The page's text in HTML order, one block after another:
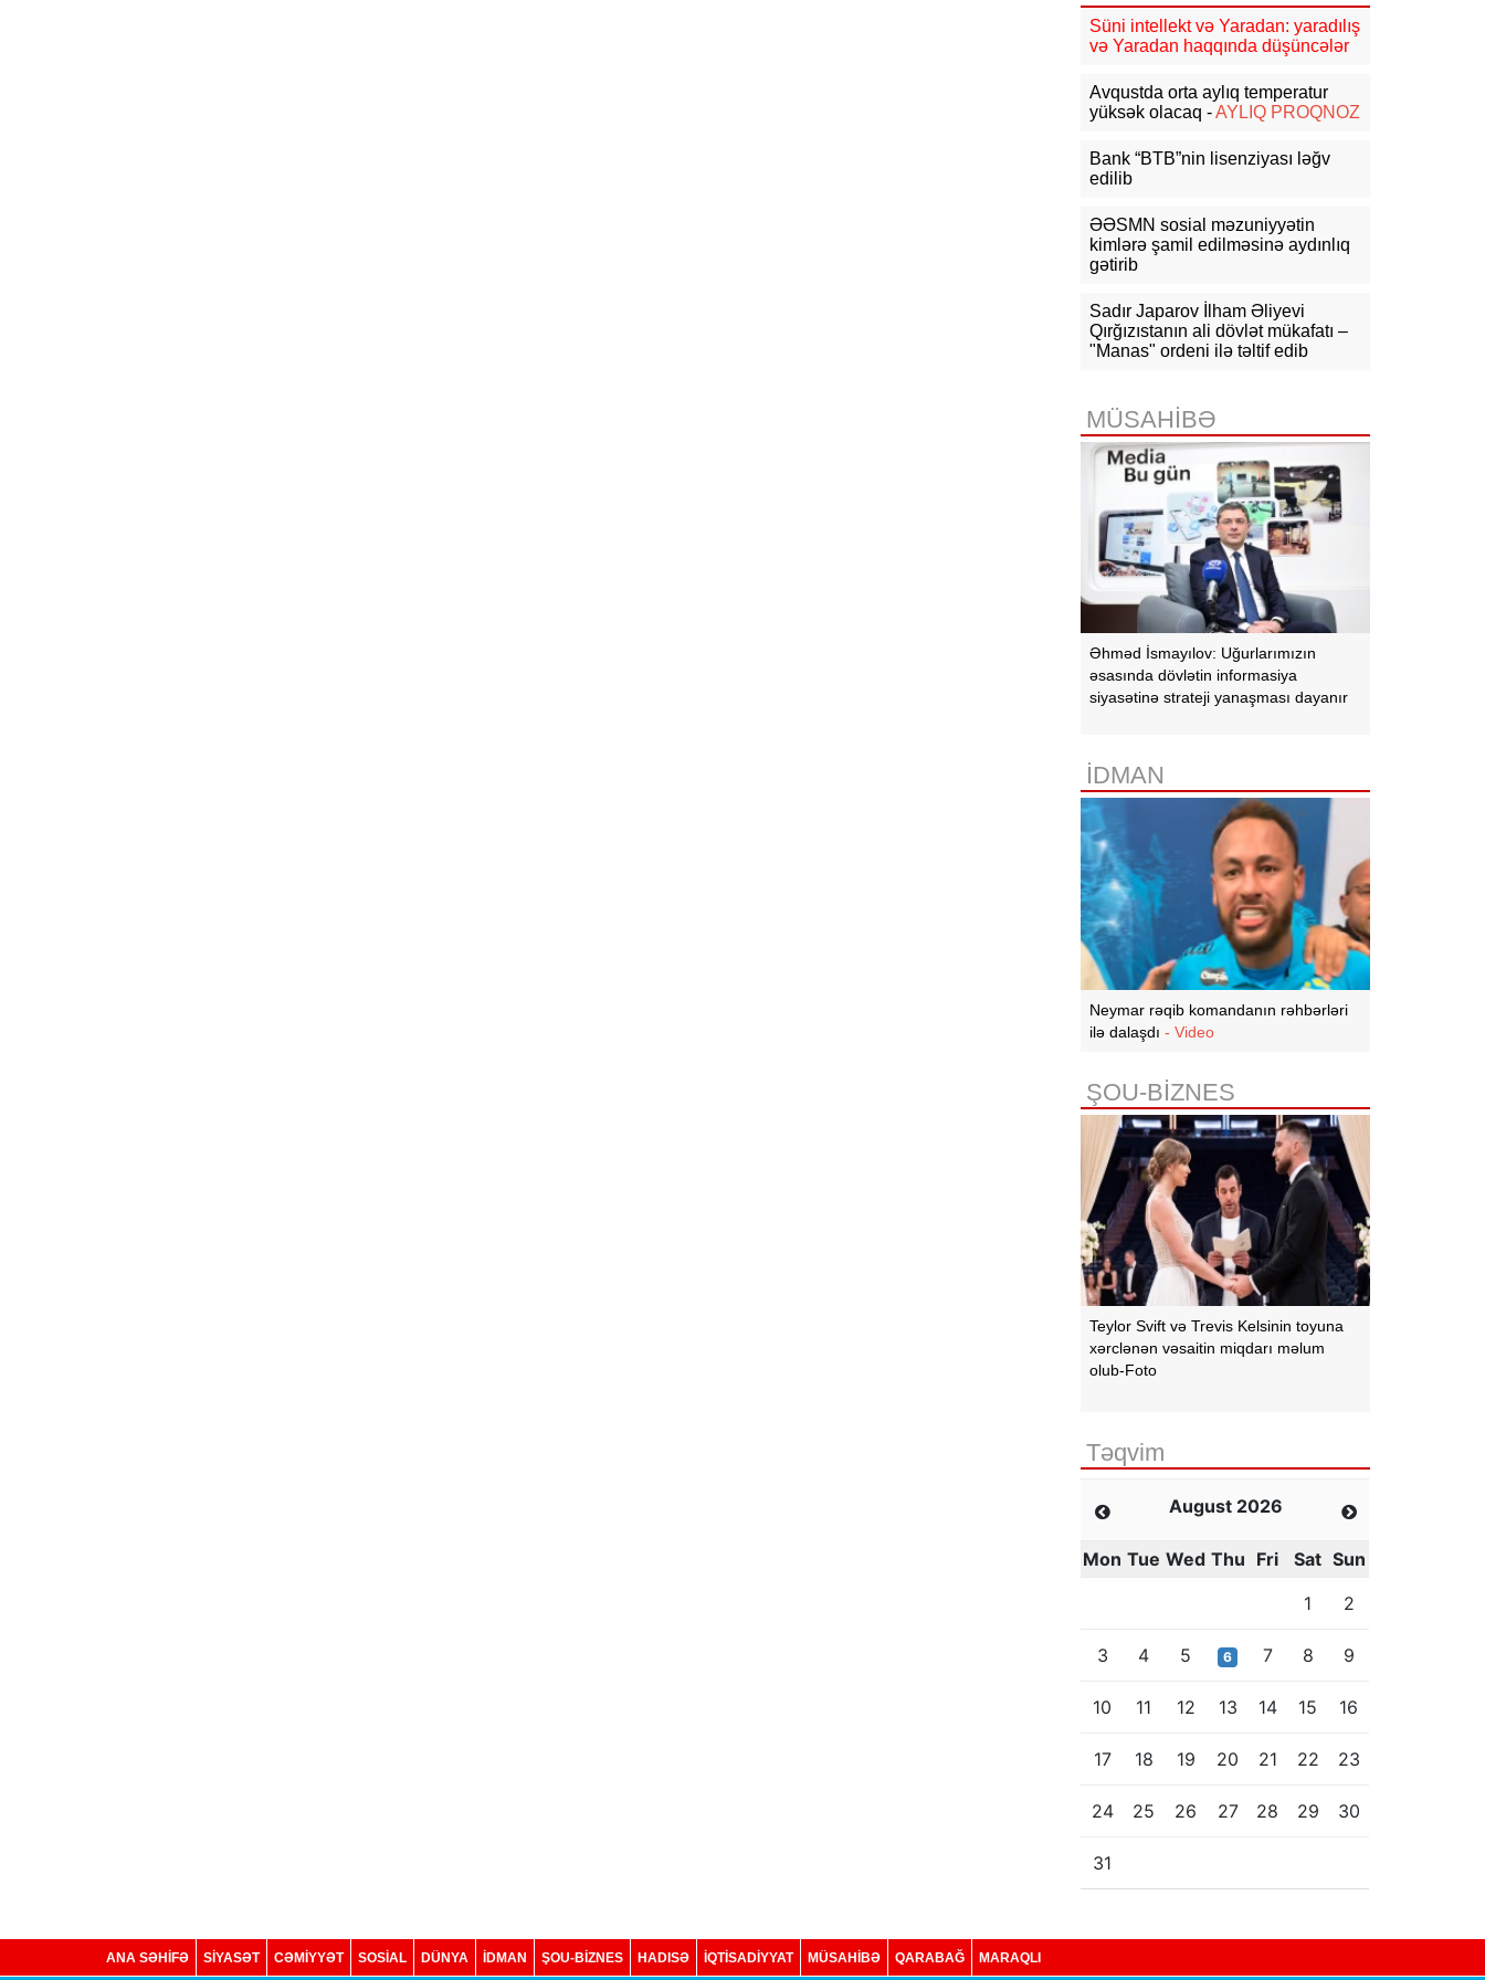
09:29 Politico: ABŞ və Ukrayna
arasında kəşfiyyat əməkdaşlığı
09:23 Tramp: İranla razılaşma əldə
09:12
keçirməyi planlaşdırırdılar
09:01 Ceyhun Bayramovun
05-08-2026
Süni intellekt və Yaradan: yaradılış
və Yaradan haqqında düşüncələr
Avqustda orta aylıq temperatur
yüksək olacaq -AYLIQ PROQNOZ
Bank “BTB”nin lisenziyası ləğv
edilib
ƏƏSMN sosial məzuniyyətin
kimlərə şamil edilməsinə aydınlıq
gətirib
Sadır Japarov İlham Əliyevi
Qırğızıstanın ali dövlət mükafatı –
"Manas" ordeni ilə təltif edib
MÜSAHİBƏ
Əhməd İsmayılov: Uğurlarımızın
əsasında dövlətin informasiya
siyasətinə strateji yanaşması dayanır
İDMAN
Neymar rəqib komandanın rəhbərləri
ilə dalaşdı- Video
ŞOU-BİZNES
Teylor Svift və Trevis Kelsinin toyuna
xərclənən vəsaitin miqdarı məlum
olub-Foto
Təqvim
August 2026
Mon Tue Wed Thu Fri Sat Sun
1
2
3 4 5 6 7 8 9
10 11 12 13 14 15 16
17 18 19 20 21 22 23
24 25 26 27 28 29 30
31
ANA SƏHİFƏ SİYASƏT CƏMİYYƏT SOSIAL DÜNYA İDMAN ŞOU-BİZNES HADISƏ İQTISADIYYAT MÜSAHİBƏ QARABAĞ MARAQLI